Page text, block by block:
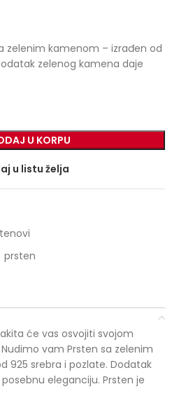
zelenim kamenom – izrađen od
zelenog kamena daje
U KORPU
u listu želja
prsten
će vas osvojiti svojom
vam Prsten sa zelenim
925 srebra i pozlate. Dodatak
eleganciju. Prsten je